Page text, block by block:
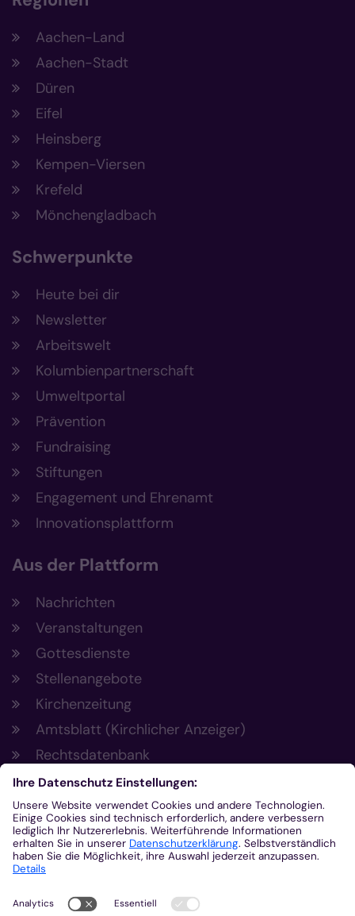
Aachen-Land
Aachen-Stadt
Düren
Eifel
Heinsberg
Kempen-Viersen
Krefeld
Mönchengladbach
Schwerpunkte
Heute bei dir
Newsletter
Arbeitswelt
Kolumbienpartnerschaft
Umweltportal
Prävention
Fundraising
Stiftungen
Engagement und Ehrenamt
Innovationsplattform
Aus der Plattform
Nachrichten
Veranstaltungen
Gottesdienste
Stellenangebote
Kirchenzeitung
Amtsblatt (Kirchlicher Anzeiger)
Rechtsdatenbank
Meldestelle gemäß Hinweisgeberschutzgesetz
Kontakt